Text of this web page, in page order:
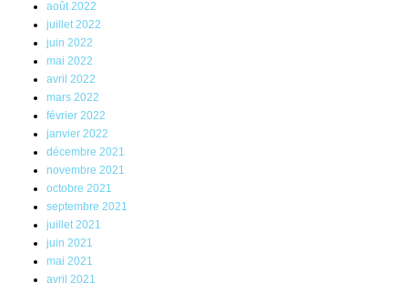
août 2022
juillet 2022
juin 2022
mai 2022
avril 2022
mars 2022
février 2022
janvier 2022
décembre 2021
novembre 2021
octobre 2021
septembre 2021
juillet 2021
juin 2021
mai 2021
avril 2021